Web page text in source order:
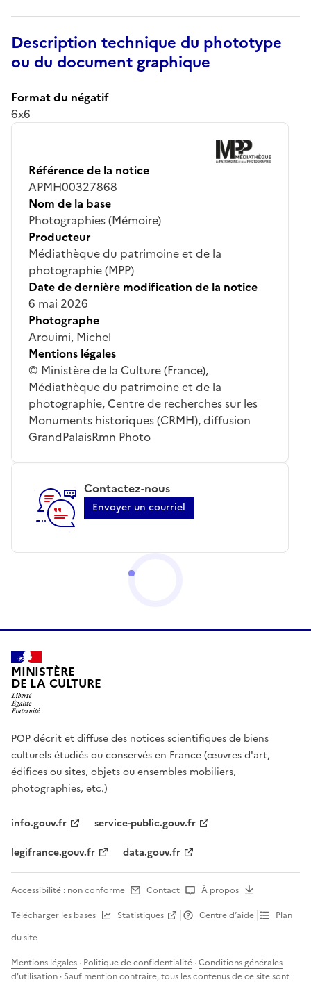
Description technique du phototype
ou du document graphique
Format du négatif
6x6
Référence de la notice
APMH00327868
Nom de la base
Photographies (Mémoire)
Producteur
Médiathèque du patrimoine et de la
photographie (MPP)
Date de dernière modification de la notice
6 mai 2026
Photographe
Arouimi, Michel
Mentions légales
© Ministère de la Culture (France),
Médiathèque du patrimoine et de la
photographie, Centre de recherches sur les
Monuments historiques (CRMH), diffusion
GrandPalaisRmn Photo
Contactez-nous
Envoyer un courriel
MINISTÈRE
DE LA CULTURE
POP décrit et diffuse des notices scientifiques de biens
culturels étudiés ou conservés en France (œuvres d'art,
édifices ou sites, objets ou ensembles mobiliers,
photographies, etc.)
info.gouv.fr
service-public.gouv.fr
legifrance.gouv.fr
data.gouv.fr
Accessibilité : non conforme Contact
À propos
Télécharger les bases
Statistiques Centre d’aide
Plan
du site
Mentions légales · Politique de confidentialité ·Conditions générales
d'utilisation · Sauf mention contraire, tous les contenus de ce site sont